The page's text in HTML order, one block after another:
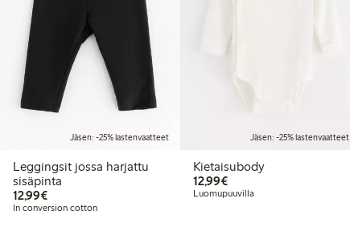
Jäsen: -25% lastenvaatteet
Leggingsit jossa harjattu
sisäpinta
12,99€12,99 €
In conversion cotton
Jäsen: -25% lastenvaatteet
Kietaisubody
12,99€12,99 €
Luomupuuvilla